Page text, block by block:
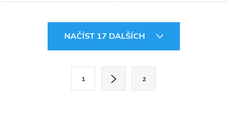
NAČÍST 17 DALŠÍCH
1 2